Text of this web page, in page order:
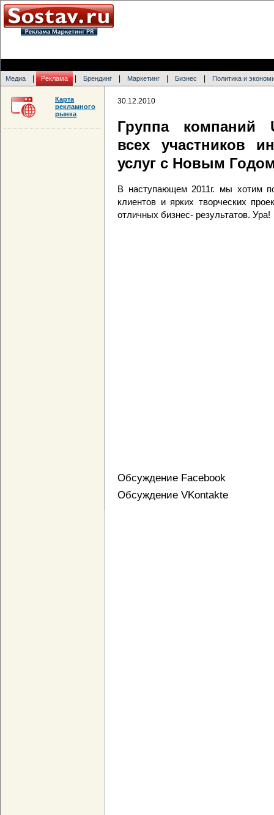
Медиа Реклама Брендинг Маркетинг Бизнес Политика и
30.12.2010
Группа компаний
всех участников
услуг с Новым
В наступающем 2011г. мы хотим
клиентов и ярких творческих
отличных бизнес- результатов. Ура!
Обсуждение Facebook
Обсуждение VKontakte
Карта
рекламного
рынка